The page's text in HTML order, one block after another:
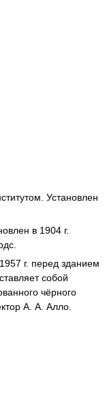
Установлен
в 1904 г.
г. перед зданием
собой
чёрного
А. А. Алло.